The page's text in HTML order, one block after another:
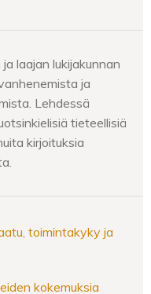
laajan lukijakunnan
ja
Lehdessä
tieteellisiä
kirjoituksia
toimintakyky ja
kokemuksia